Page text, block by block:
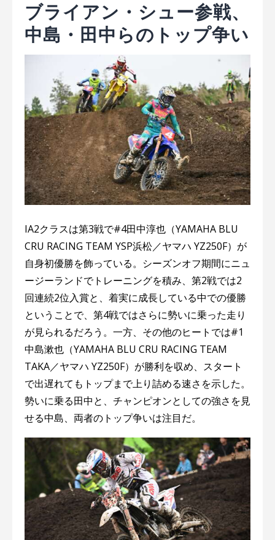
ブライアン・シュー参戦、
中島・田中らのトップ争い
IA2クラスは第3戦で#4田中淳也（YAMAHA BLU
CRU RACING TEAM YSP浜松／ヤマハ YZ250F）が
自身初優勝を飾っている。シーズンオフ期間にニュ
ージーランドでトレーニングを積み、第2戦では2
回連続2位入賞と、着実に成長している中での優勝
ということで、第4戦ではさらに勢いに乗った走り
が見られるだろう。一方、その他のヒートでは#1
中島漱也（YAMAHA BLU CRU RACING TEAM
TAKA／ヤマハ YZ250F）が勝利を収め、スタート
で出遅れてもトップまで上り詰める速さを示した。
勢いに乗る田中と、チャンピオンとしての強さを見
せる中島、両者のトップ争いは注目だ。